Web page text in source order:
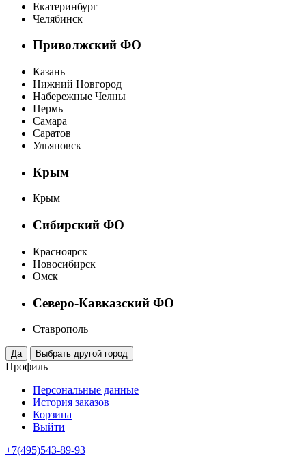
Екатеринбург
Челябинск
Приволжский ФО
Казань
Нижний Новгород
Набережные Челны
Пермь
Самара
Саратов
Ульяновск
Крым
Крым
Сибирский ФО
Красноярск
Новосибирск
Омск
Северо-Кавказский ФО
Ставрополь
Профиль
Персональные данные
История заказов
Корзина
Выйти
+7(495)543-89-93